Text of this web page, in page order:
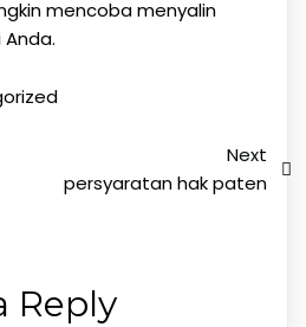
mencoba menyalin
Next
persyaratan hak paten
Reply